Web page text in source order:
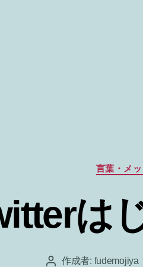
テ
リ
言葉・メ
は
投 作成者: fudemojiya